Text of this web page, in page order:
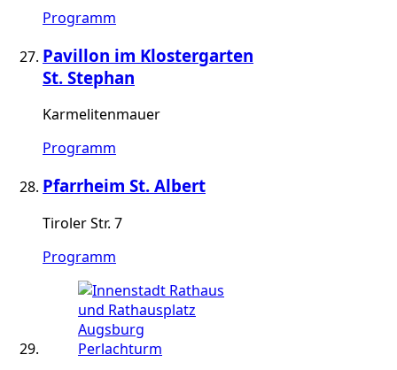
Programm
Pavillon im Klostergarten
St. Stephan
Karmelitenmauer
Programm
Pfarrheim St. Albert
Tiroler Str. 7
Programm